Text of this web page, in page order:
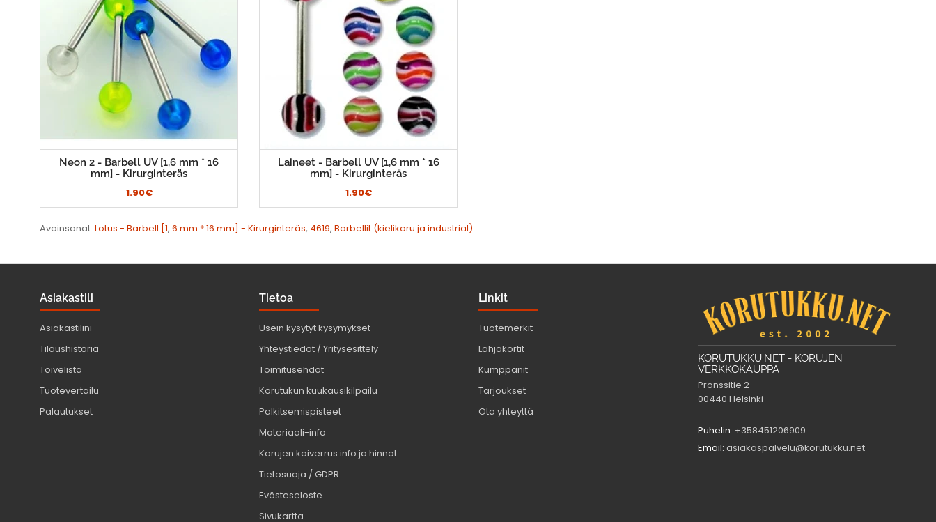
Neon 2 - Barbell UV [1,6 mm * 16
mm] - Kirurginteräs
1.90€
Laineet - Barbell UV [1,6 mm * 16
mm] - Kirurginteräs
1.90€
Avainsanat: Lotus - Barbell [1, 6 mm * 16 mm] - Kirurginteräs, 4619, Barbellit (kielikoru ja industrial)
Asiakastili
Asiakastilini
Tilaushistoria
Toivelista
Tuotevertailu
Palautukset
Tietoa
Usein kysytyt kysymykset
Yhteystiedot / Yritysesittely
Toimitusehdot
Korutukun kuukausikilpailu
Palkitsemispisteet
Materiaali-info
Korujen kaiverrus info ja hinnat
Tietosuoja / GDPR
Evästeseloste
Sivukartta
Linkit
Tuotemerkit
Lahjakortit
Kumppanit
Tarjoukset
Ota yhteyttä
KORUTUKKU.NET - KORUJEN
VERKKOKAUPPA
Pronssitie 2
00440 Helsinki
Puhelin: +358451206909
Email: asiakaspalvelu@korutukku.net